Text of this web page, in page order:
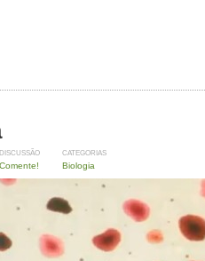
DISCUSSÃO
Comente!
CATEGORIAS
Biologia